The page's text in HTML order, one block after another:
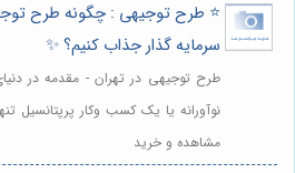
⭐️ طرح توجیهی : چگونه طرح
سرمایه گذار جذاب کنیم؟ ✨
طرح توجیهی در تهران - مقدمه در
نوآورانه یا یک کسب وکار پرپتانسیل
مشاهده و خرید